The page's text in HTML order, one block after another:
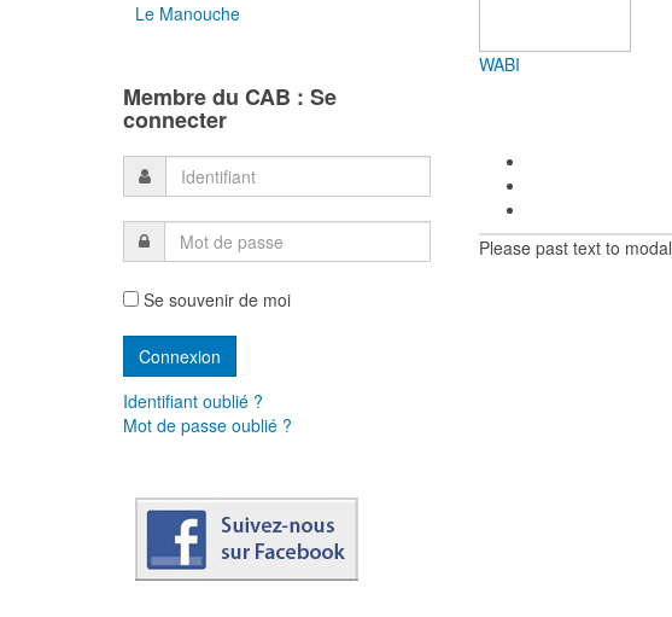
WABI
Please past text to modal
Le Manouche
Membre du CAB : Se
connecter
Se souvenir de moi
Identifiant oublié ?
Mot de passe oublié ?